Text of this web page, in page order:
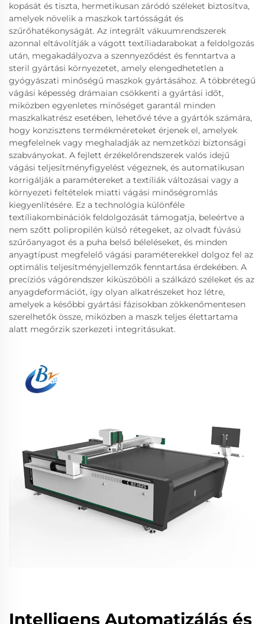
kopását és tiszta, hermetikusan záródó széleket biztosítva,
amelyek növelik a maszkok tartósságát és
szűrőhatékonyságát. Az integrált vákuumrendszerek
azonnal eltávolítják a vágott textíliadarabokat a feldolgozás
után, megakadályozva a szennyeződést és fenntartva a
steril gyártási környezetet, amely elengedhetetlen a
gyógyászati minőségű maszkok gyártásához. A többrétegű
vágási képesség drámaian csökkenti a gyártási időt,
miközben egyenletes minőséget garantál minden
maszkalkatrész esetében, lehetővé téve a gyártók számára,
hogy konzisztens termékméreteket érjenek el, amelyek
megfelelnek vagy meghaladják az nemzetközi biztonsági
szabványokat. A fejlett érzékelőrendszerek valós idejű
vágási teljesítményfigyelést végeznek, és automatikusan
korrigálják a paramétereket a textíliák változásai vagy a
környezeti feltételek miatti vágási minőségromlás
kiegyenlítésére. Ez a technológia különféle
textíliakombinációk feldolgozását támogatja, beleértve a
nem szőtt polipropilén külső rétegeket, az olvadt fúvású
szűrőanyagot és a puha belső béleléseket, és minden
anyagtípust megfelelő vágási paraméterekkel dolgoz fel az
optimális teljesítményjellemzők fenntartása érdekében. A
precíziós vágórendszer kiküszöböli a szálkázó széleket és az
anyagdeformációt, így olyan alkatrészeket hoz létre,
amelyek a későbbi gyártási fázisokban zökkenőmentesen
szerelhetők össze, miközben a maszk teljes élettartama
alatt megőrzik szerkezeti integritásukat.
Intelligens Automatizálás és